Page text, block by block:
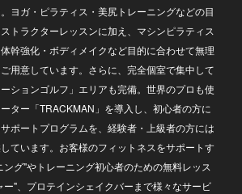
人情報を厳重に管理し、不正アクセス、紛
漏洩等に対する適切かつ厳重な予防措置お
、危険防止に努めます。
または不当な行為を助長する等の不適正な
の個人情報を利用いたしません。
得した映像、画像、解析情報についても、
、保存期間の管理、外部提供の管理、委託
な安全管理措置を講じます。
ヨガ・ピラティス・美尻トレーニングなどの目
トラクターレッスンに加え、マシンピラティス
幹強化・ボディメイクなど目的に合わせて無理
用意しています。さらに、完全個室で集中して
ションゴルフ」エリアも完備。世界のプロも使
ター「TRACKMAN」を導入し、初心者の方に
ポートプログラムを、経験者・上級者の方には
ています。お客様のフィットネスをサポートす
グ"やトレーニング初心者のための無料レッス
ー"、プロテインシェイクバーまで様々なサービ